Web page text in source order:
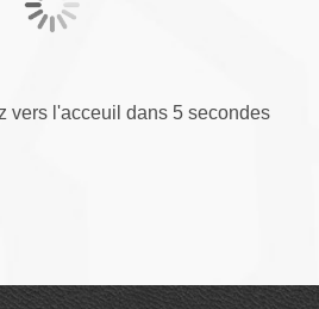
vers l'acceuil dans 5 secondes